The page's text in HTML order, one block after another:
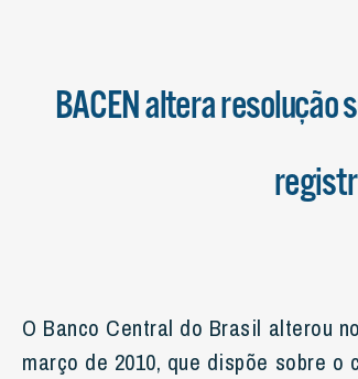
BACEN altera resolução
O Banco Central do Brasil alterou
março de 2010, que dispõe sobre